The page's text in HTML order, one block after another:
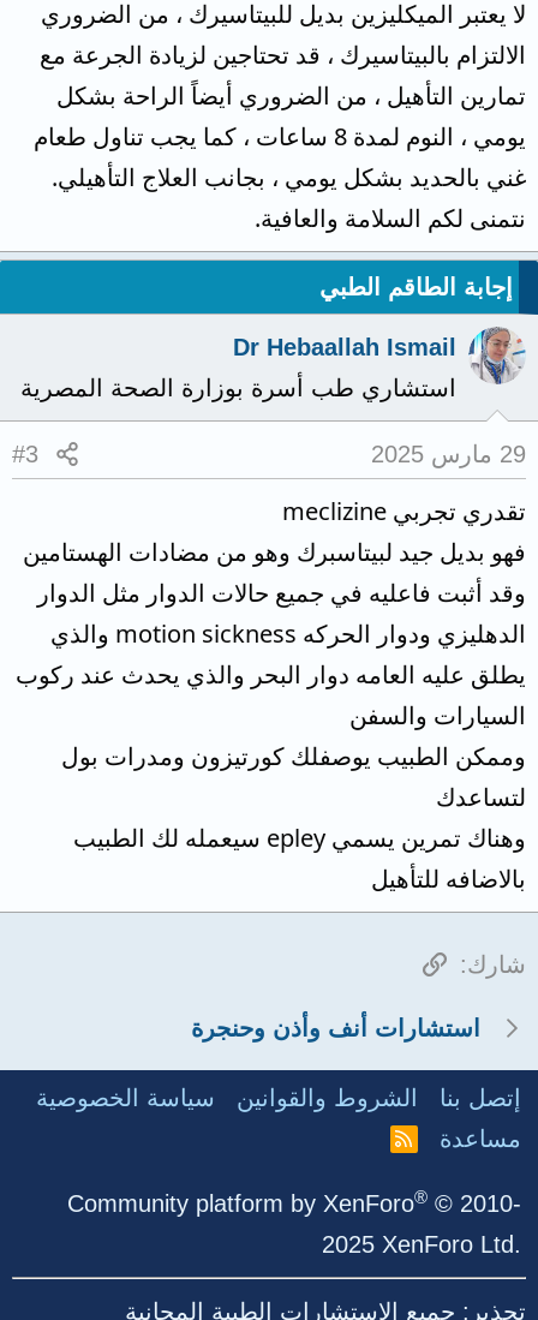
لا يعتبر الميكليزين بديل للبيتاسيرك ، من الضروري
الالتزام بالبيتاسيرك ، قد تحتاجين لزيادة الجرعة مع
تمارين التأهيل ، من الضروري أيضاً الراحة بشكل
يومي ، النوم لمدة 8 ساعات ، كما يجب تناول طعام
غني بالحديد بشكل يومي ، بجانب العلاج التأهيلي.
نتمنى لكم السلامة والعافية.
إجابة الطاقم الطبي
Dr Hebaallah Ismail
استشاري طب أسرة بوزارة الصحة المصرية
29 مارس 2025 #3
تقدري تجربي meclizine
فهو بديل جيد لبيتاسبرك وهو من مضادات الهستامين
وقد أثبت فاعليه في جميع حالات الدوار مثل الدوار
الدهليزي ودوار الحركه motion sickness والذي
يطلق عليه العامه دوار البحر والذي يحدث عند ركوب
السيارات والسفن
وممكن الطبيب يوصفلك كورتيزون ومدرات بول
لتساعدك
وهناك تمرين يسمي epley سيعمله لك الطبيب
بالاضافه للتأهيل
شارك: الرابط
استشارات أنف وأذن وحنجرة
إتصل بنا الشروط والقوانين
سياسة الخصوصية
مساعدة
R
Community platform by XenForo® © 2010-
2025 XenForo Ltd.
تحذير: جميع الاستشارات الطبية المجانية